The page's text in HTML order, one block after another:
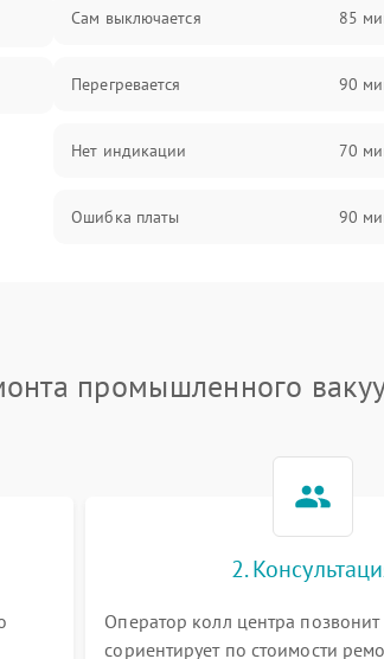
Сам выключается 85
Перегревается 90
Нет индикации 70
Ошибка платы 90
промышленного
2.
Оператор колл центра позвонит
сориентирует по стоимости